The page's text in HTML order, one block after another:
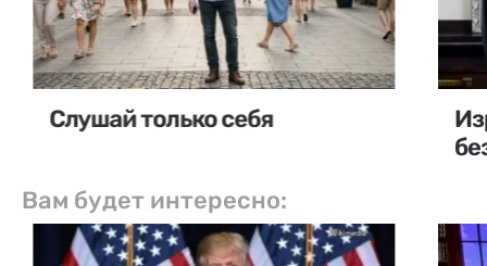
Слушай только себя
Вам будет интересно: